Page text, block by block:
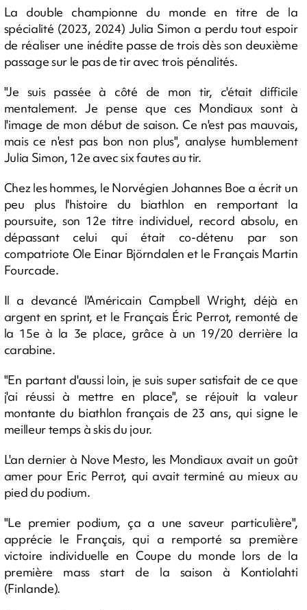
La double championne du monde en titre de la
spécialité (2023, 2024) Julia Simon a perdu tout espoir
de réaliser une inédite passe de trois dès son deuxième
passage sur le pas de tir avec trois pénalités.
"Je suis passée à côté de mon tir, c'était difficile
mentalement. Je pense que ces Mondiaux sont à
l'image de mon début de saison. Ce n'est pas mauvais,
mais ce n'est pas bon non plus", analyse humblement
Julia Simon, 12e avec six fautes au tir.
Chez les hommes, le Norvégien Johannes Boe a écrit un
peu plus l'histoire du biathlon en remportant la
poursuite, son 12e titre individuel, record absolu, en
dépassant celui qui était co-détenu par son
compatriote Ole Einar Björndalen et le Français Martin
Fourcade.
Il a devancé l'Américain Campbell Wright, déjà en
argent en sprint, et le Français Éric Perrot, remonté de
la 15e à la 3e place, grâce à un 19/20 derrière la
carabine.
"En partant d'aussi loin, je suis super satisfait de ce que
j'ai réussi à mettre en place", se réjouit la valeur
montante du biathlon français de 23 ans, qui signe le
meilleur temps à skis du jour.
L'an dernier à Nove Mesto, les Mondiaux avait un goût
amer pour Eric Perrot, qui avait terminé au mieux au
pied du podium.
"Le premier podium, ça a une saveur particulière",
apprécie le Français, qui a remporté sa première
victoire individuelle en Coupe du monde lors de la
première mass start de la saison à Kontiolahti
(Finlande).